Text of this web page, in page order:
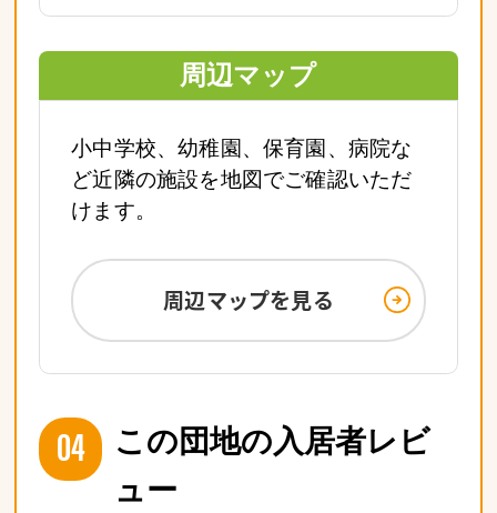
周辺マップ
小中学校、幼稚園、保育園、病院な
ど近隣の施設を地図でご確認いただ
けます。
周辺マップを見る
04
この団地の入居者レビ
ュー